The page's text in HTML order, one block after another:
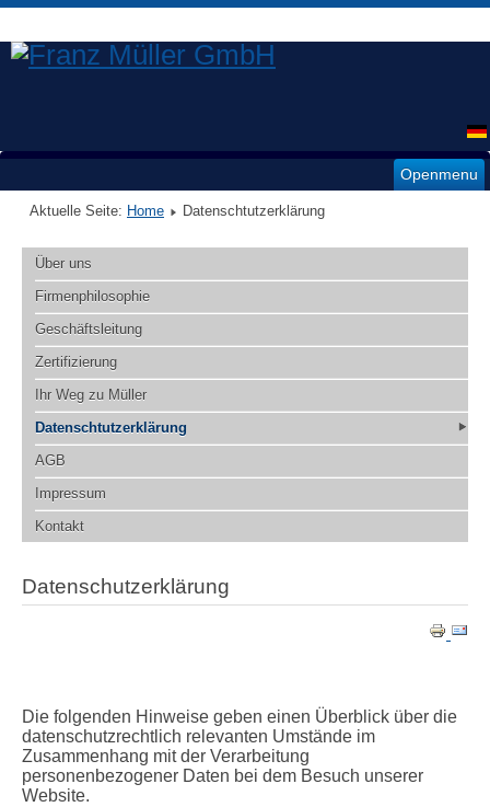
Openmenu
Aktuelle Seite: Home Datenschtutzerklärung
Über uns
Firmenphilosophie
Geschäftsleitung
Zertifizierung
Ihr Weg zu Müller
Datenschtutzerklärung
AGB
Impressum
Kontakt
Datenschutzerklärung
Die folgenden Hinweise geben einen Überblick über die
datenschutzrechtlich relevanten Umstände im
Zusammenhang mit der Verarbeitung
personenbezogener Daten bei dem Besuch unserer
Website.